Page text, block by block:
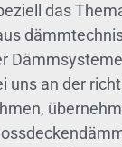
das
uns an der